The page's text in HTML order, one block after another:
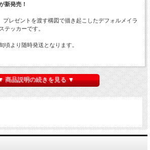
新発売！
レゼントを渡す構図で描き起こしたデフォルメイラ
テッカーです。
頃より随時発送となります。
クレジットカード決済承認（課金）を行います。予め
た場合もご注文時にカード決済承認（課金）を行いま
込み後のキャンセルはできません。予めご了承くださ
、予約商品と一緒に発送となります。
商品説明の続きを見る ▼